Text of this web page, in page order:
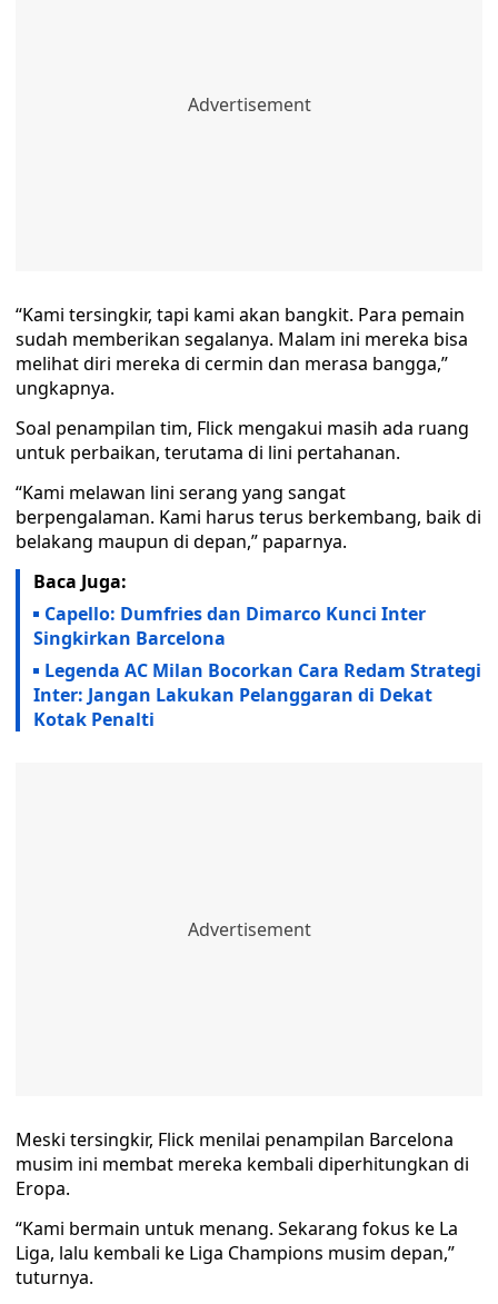
“Kami tersingkir, tapi kami akan bangkit. Para pemain
sudah memberikan segalanya. Malam ini mereka bisa
melihat diri mereka di cermin dan merasa bangga,”
ungkapnya.
Soal penampilan tim, Flick mengakui masih ada ruang
untuk perbaikan, terutama di lini pertahanan.
“Kami melawan lini serang yang sangat
berpengalaman. Kami harus terus berkembang, baik di
belakang maupun di depan,” paparnya.
Baca Juga:
Capello: Dumfries dan Dimarco Kunci Inter
Singkirkan Barcelona
Legenda AC Milan Bocorkan Cara Redam Strategi
Inter: Jangan Lakukan Pelanggaran di Dekat
Kotak Penalti
Meski tersingkir, Flick menilai penampilan Barcelona
musim ini membat mereka kembali diperhitungkan di
Eropa.
“Kami bermain untuk menang. Sekarang fokus ke La
Liga, lalu kembali ke Liga Champions musim depan,”
tuturnya.